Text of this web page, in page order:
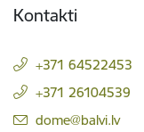
Kontakti
+371 64522453
+371 26104539
E-pasts:
dome@balvi.lv